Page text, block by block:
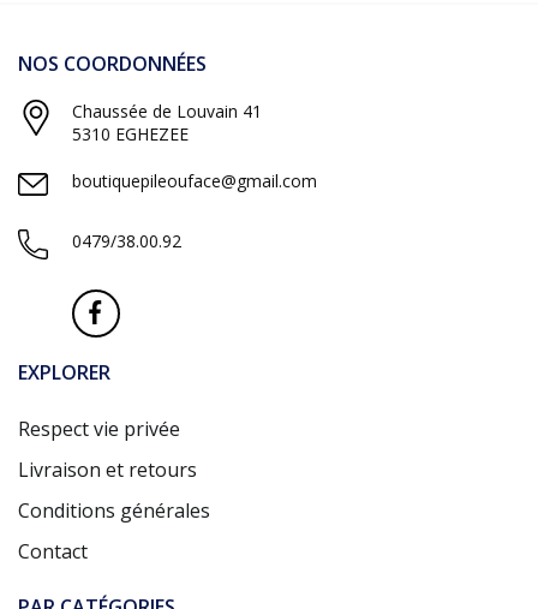
NOS COORDONNÉES
Chaussée de Louvain 41
5310 EGHEZEE
boutiquepileouface@gmail.com
0479/38.00.92
EXPLORER
Respect vie privée
Livraison et retours
Conditions générales
Contact